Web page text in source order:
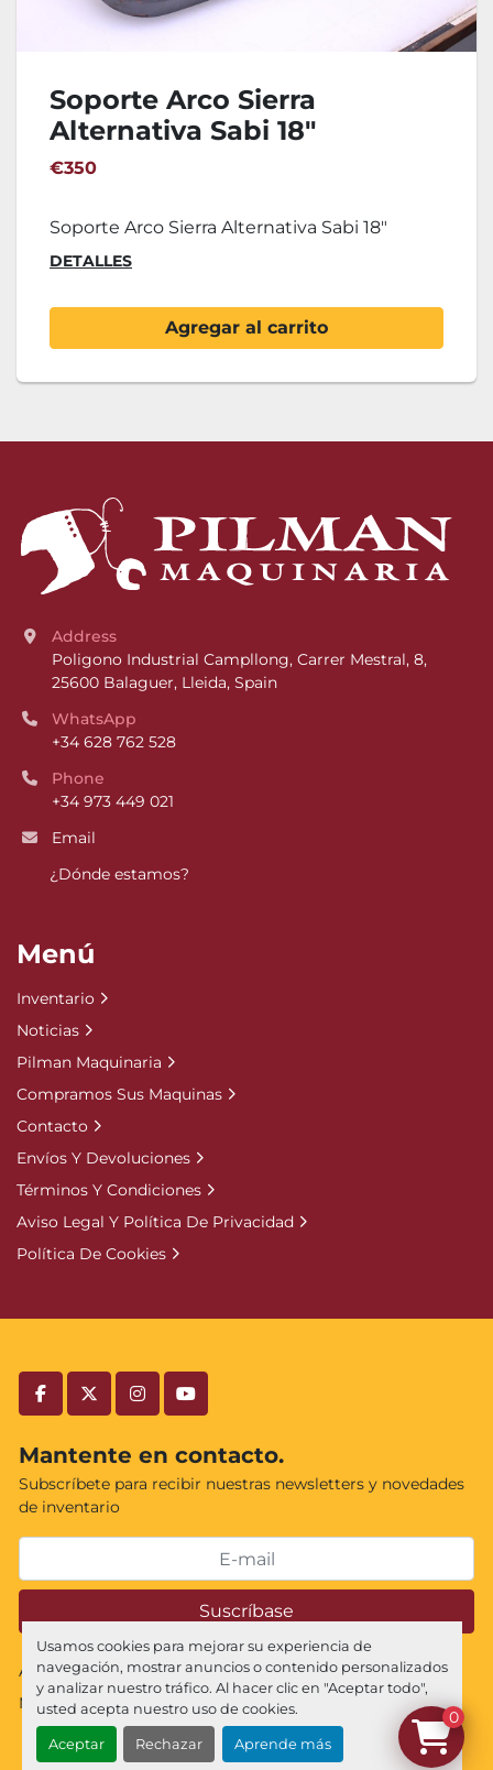
Usamos cookies para mejorar su experiencia de
navegación, mostrar anuncios o contenido personalizados
y analizar nuestro tráfico. Al hacer clic en "Aceptar todo",
usted acepta nuestro uso de cookies.
Aceptar Rechazar Aprende más
Soporte Arco Sierra
Alternativa Sabi 18"
€350
Soporte Arco Sierra Alternativa Sabi 18"
DETALLES
Agregar al carrito
facebooktwitterinstagramyoutube
Mantente en contacto.
Subscríbete para recibir nuestras newsletters y novedades
de inventario
Suscríbase
Administrar cookies
Machinio Systemsitio web deMachinio
Address
Poligono Industrial Campllong, Carrer Mestral, 8,
25600 Balaguer, Lleida, Spain
WhatsApp
+34 628 762 528
Phone
+34 973 449 021
Email
¿Dónde estamos?
Menú
Inventario
Noticias
Pilman Maquinaria
Compramos Sus Maquinas
Contacto
Envíos Y Devoluciones
Términos Y Condiciones
Aviso Legal Y Política De Privacidad
Política De Cookies
0